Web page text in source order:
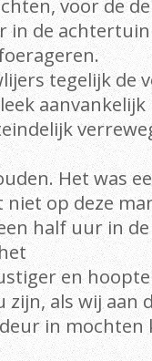
voor de
in de
tegelijk de
Het was
op deze
half uur in
en
zijn, als wij aan
in mochten